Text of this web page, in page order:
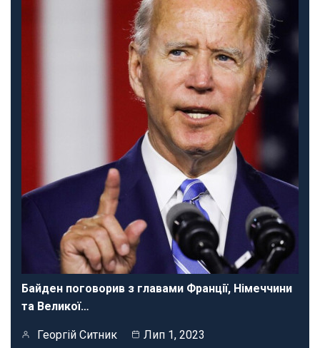
Байден поговорив з главами Франції, Німеччини
та Великої…
Георгій Ситник Лип 1, 2023